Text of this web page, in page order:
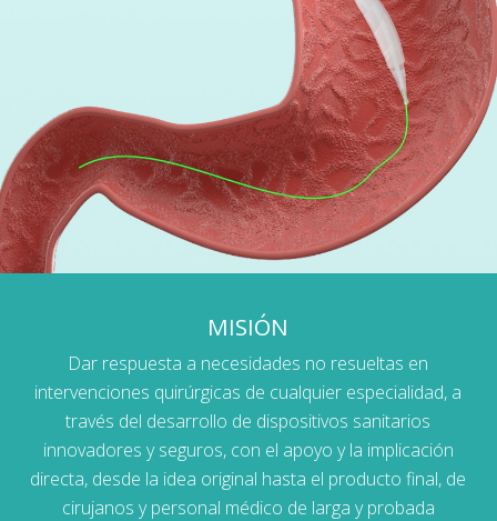
MISIÓN
Dar respuesta a necesidades no resueltas en
intervenciones quirúrgicas de cualquier especialidad, a
través del desarrollo de dispositivos sanitarios
innovadores y seguros, con el apoyo y la implicación
directa, desde la idea original hasta el producto final, de
cirujanos y personal médico de larga y probada